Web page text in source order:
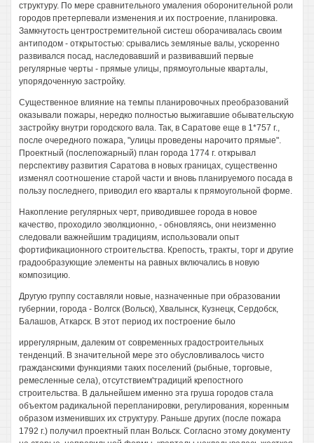
структуру. По мере сравнительного умаления оборонительной роли
городов претерпевали изменения.и их построение, планировка.
Замкнутость центростремительной систеш оборачивалась своим
антиподом - открытостью: срывались земляные валы, ускоренно
развивался посад, наследовавший и развивавший первые
регулярные черты - прямые улицы, прямоугольные кварталы,
упорядоченную застройку.
Существенное влияние на темпы планировочных преобразований
оказывали пожары, нередко полностью выжигавшие обывательскую
застройку внутри городского вала. Так, в Саратове еще в 1*757 г.,
после очередного пожара, "улицы проведены нарочито прямые".
Проектный (послепожарный) план города 1774 г. открывал
перспективу развития Саратова в новых границах, существенно
изменял соотношение старой части и вновь планируемого посада в
пользу последнего, приводил его кварталы к прямоугольной форме.
Накопление регулярных черт, приводившее города в новое
качество, проходило эволкционно, - обновляясь, они неизменно
следовали важнейшим традициям, использовали опыт
фортификационного строительства. Крепость, тракты, торг и другие
градообразующие элементы на равных включались в новую
композицию.
Другую группу составляли новые, назначенные при образовании
губернии, города - Волгск (Вольск), Хвалынск, Кузнецк, Сердобск,
Балашов, Аткарск. В этот период их построение было
иррегулярным, далеким от современных градостроительных
тенденций. В значительной мере это обусловливалось чисто
гражданскими функциями таких поселений (рыбные, торговые,
ремесленные села), отсутствием'традиций крепостного
строительства. В дальнейшем именно эта груша городов стала
объектом радикальной перепланировки, регулирования, коренным
образом изменивших их структуру. Раньше других (после пожара
1792 г.) получил проектный план Вольск. Согласно этому документу